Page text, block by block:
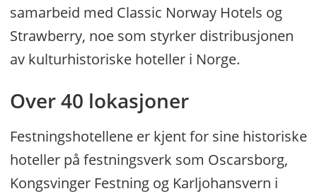
samarbeid med Classic Norway Hotels og
Strawberry, noe som styrker distribusjonen
av kulturhistoriske hoteller i Norge.
Over 40 lokasjoner
Festningshotellene er kjent for sine historiske
hoteller på festningsverk som Oscarsborg,
Kongsvinger Festning og Karljohansvern i